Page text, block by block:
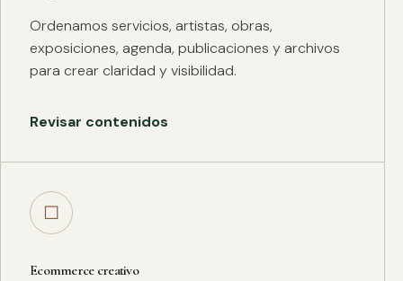
Ordenamos servicios, artistas, obras,
exposiciones, agenda, publicaciones y archivos
para crear claridad y visibilidad.
Revisar contenidos
□
Ecommerce creativo